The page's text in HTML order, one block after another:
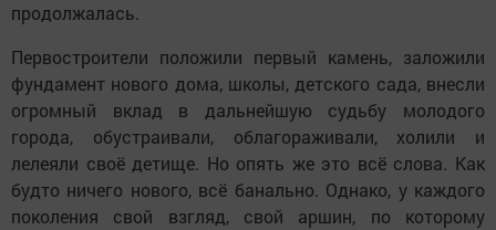
продолжалась.
Первостроители положили первый камень, заложили
фундамент нового дома, школы, детского сада, внесли
огромный вклад в дальнейшую судьбу молодого
города, обустраивали, облагораживали, холили и
лелеяли своё детище. Но опять же это всё слова. Как
будто ничего нового, всё банально. Однако, у каждого
поколения свой взгляд, свой аршин, по которому